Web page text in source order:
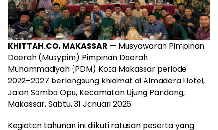
KHITTAH.CO, MAKASSAR — Musyawarah Pimpinan
Daerah (Musypim) Pimpinan Daerah
Muhammadiyah (PDM) Kota Makassar periode
2022–2027 berlangsung khidmat di Almadera Hotel,
Jalan Somba Opu, Kecamatan Ujung Pandang,
Makassar, Sabtu, 31 Januari 2026.
Kegiatan tahunan ini diikuti ratusan peserta yang